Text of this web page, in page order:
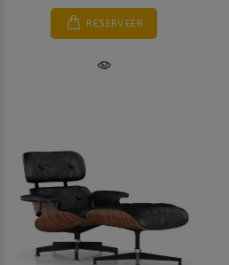
RESERVEER